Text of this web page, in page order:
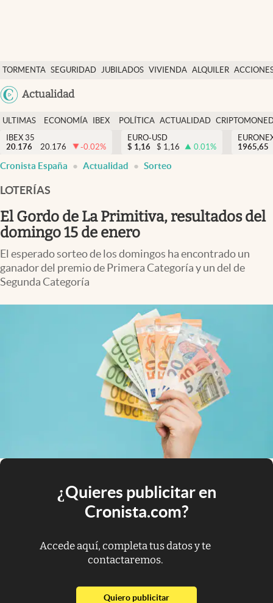
TORMENTA SEGURIDAD JUBILADOS VIVIENDA ALQUILER
USA
Actualidad
Economía y finanzas
Política
Actualidad
Criptomonedas
España
ULTIMAS
NOTICIAS
ECONOMÍA
FINANZAS
IBEX
EURO
POLÍTICA ACTUALIDAD
IBEX 35
20.176
20.176 -0.02%
EURO-USD
$ 1,16 $ 1,16 0.01%
1965,65
Cronista España Actualidad Sorteo
LOTERÍAS
El Gordo de La Primitiva, resultados del
domingo 15 de enero
El esperado sorteo de los domingos ha encontrado un
ganador del premio de Primera Categoría y un del de
Segunda Categoría
¿Quieres publicitar en
Cronista.com?
Accede aquí, completa tus datos y te
contactaremos.
Quiero publicitarabre en nueva pestaña